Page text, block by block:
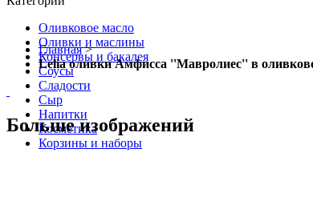
Оливковое масло
Оливки и маслины
Консервы и бакалея
Соусы
Cладости
Сыр
Напитки
Косметика
Корзины и наборы
Главная >
Lelia оливки Амфисса ''Мавролиес'' в
Больше изображений